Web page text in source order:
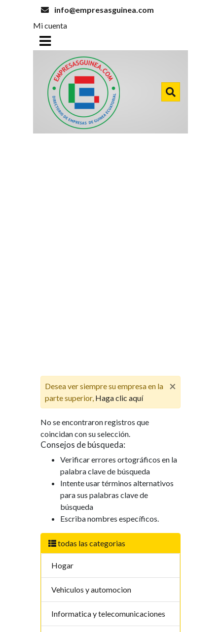
info@empresasguinea.com
Mi cuenta
todas las categorias
Hogar
Vehiculos y automocion
Informatica y telecomunicaciones
×
Desea ver siempre su empresa en la
parte superior, Haga clic aquí
No se encontraron registros que
coincidan con su selección.
Consejos de búsqueda:
Verificar errores ortográficos en la
palabra clave de búsqueda
Intente usar términos alternativos
para sus palabras clave de
búsqueda
Escriba nombres específicos.